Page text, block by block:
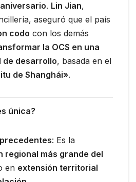
. Lin Jian,
aseguró que el país
codo con los demás
la OCS en una
de desarrollo, basada en el
de Shanghái».
única?
: Es la
regional más grande del
en extensión territorial